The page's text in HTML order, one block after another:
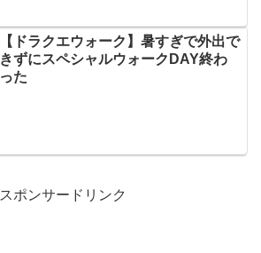
【ドラクエウォーク】暑すぎで外出で
きずにスペシャルウォークDAY終わ
った
スポンサードリンク